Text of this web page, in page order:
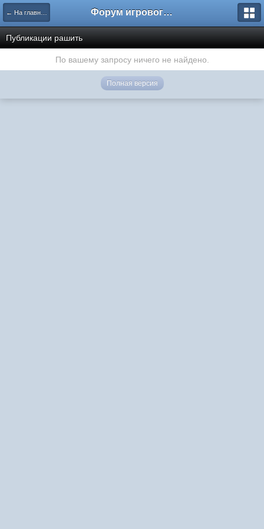
← На главную Форум игрового проекта Riverrise
Публикации рашить
По вашему запросу ничего не найдено.
Полная версия